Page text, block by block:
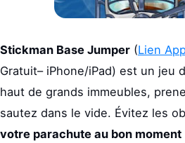
Stickman Base Jumper (Lien
Gratuit– iPhone/iPad) est un jeu
haut de grands immeubles,
sautez dans le vide. Évitez les
votre parachute au bon moment